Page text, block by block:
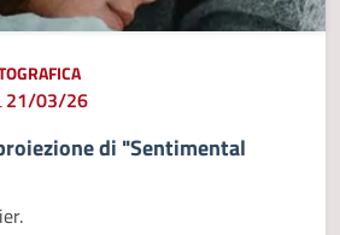
21/03/26
di "Sentimental